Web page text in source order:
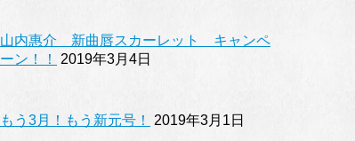
山内惠介 新曲唇スカーレット キャンペ
ーン！！
2019年3月4日
もう3月！もう新元号！ 2019年3月1日